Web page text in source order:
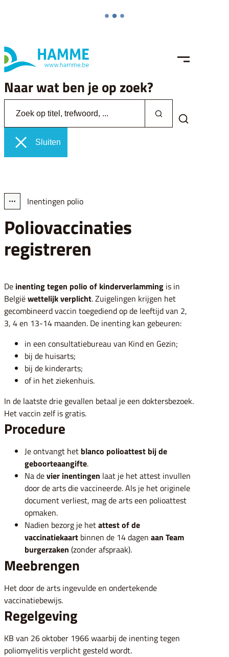
Hamme
Naar wat ben je op zoek?
Zoeken
Sluiten
Zoek tonen
MENU
Toon alle broodkruimel items
Inentingen polio
Poliovaccinaties
registreren
De inenting tegen polio of kinderverlamming is in
Belgiëwettelijk verplicht. Zuigelingen krijgen het
gecombineerd vaccin toegediend op de leeftijd van 2,
3, 4 en 13-14 maanden. De inenting kan gebeuren:
in een consultatiebureau van Kind en Gezin;
bij de huisarts;
bij de kinderarts;
of in het ziekenhuis.
In de laatste drie gevallen betaal je een doktersbezoek.
Het vaccin zelf is gratis.
Procedure
Je ontvangt het blanco polioattest bij de
geboorteaangifte.
Na devier inentingen laat je het attest invullen
door de arts die vaccineerde. Als je het originele
document verliest, mag de arts een polioattest
opmaken.
Nadien bezorg je hetattest of de
vaccinatiekaart binnen de 14 dagen aan Team
burgerzaken (zonder afspraak).
Meebrengen
Het door de arts ingevulde en ondertekende
vaccinatiebewijs.
Regelgeving
KB van 26 oktober 1966 waarbij de inenting tegen
poliomyelitis verplicht gesteld wordt.